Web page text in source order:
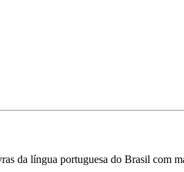
da língua portuguesa do Brasil com